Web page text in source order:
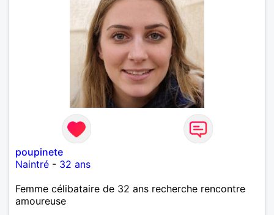
poupinete
Naintré - 32 ans
Femme célibataire de 32 ans recherche rencontre
amoureuse